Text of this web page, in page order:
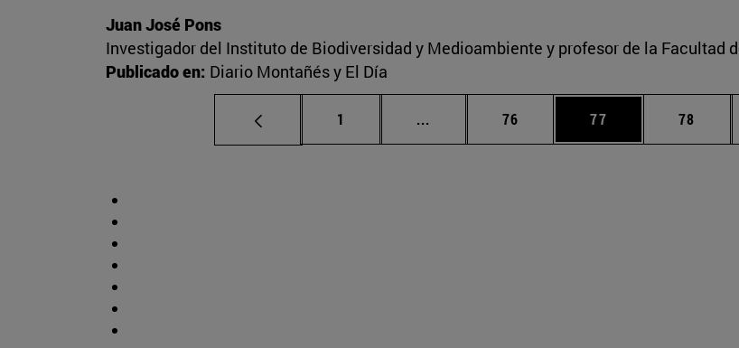
Juan José Pons
Investigador del Instituto de Biodiversidad y Medioambiente y profesor de la Facultad
Publicado en: Diario Montañés y El Día
Página
1 ... Páginas intermedias Use TAB para
Página
76 Página
77 Página
78